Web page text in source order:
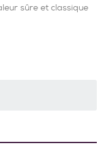
sûre et classique